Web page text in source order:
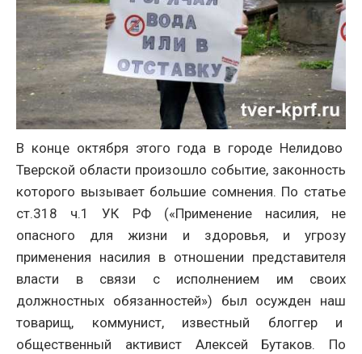
В конце октября этого года в городе Нелидово
Тверской области произошло событие, законность
которого вызывает большие сомнения. По статье
ст.318 ч.1 УК РФ («Применение насилия, не
опасного для жизни и здоровья, и угрозу
применения насилия в отношении представителя
власти в связи с исполнением им своих
должностных обязанностей») был осужден наш
товарищ, коммунист, известный блоггер и
общественный активист Алексей Бутаков. По